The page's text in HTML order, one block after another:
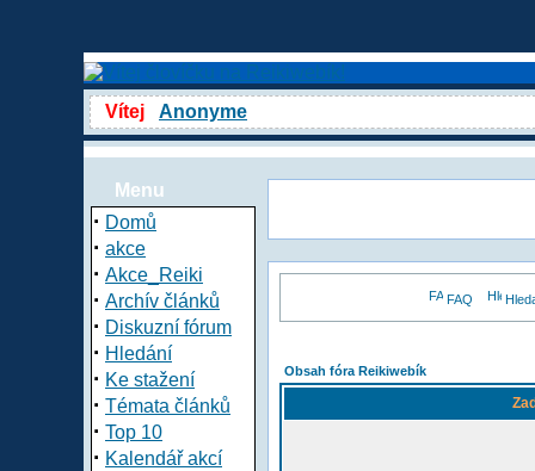
Vítej Anonyme
Menu
· Domů
· akce
· Akce_Reiki
· Archív článků
· Diskuzní fórum
· Hledání
· Ke stažení
· Témata článků
· Top 10
· Kalendář akcí
FAQ
Obsah fóra Reikiwebík